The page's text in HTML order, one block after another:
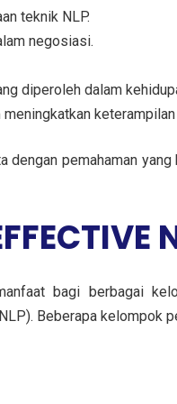
teknik NLP.
negosiasi.
diperoleh dalam
pemahaman
bagi berbagai
Beberapa kelompok